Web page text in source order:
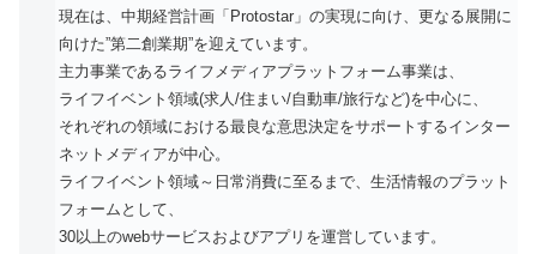
現在は、中期経営計画「Protostar」の実現に向け、更なる展開に
向けた”第二創業期”を迎えています。
主力事業であるライフメディアプラットフォーム事業は、
ライフイベント領域(求人/住まい/自動車/旅行など)を中心に、
それぞれの領域における最良な意思決定をサポートするインター
ネットメディアが中心。
ライフイベント領域～日常消費に至るまで、生活情報のプラット
フォームとして、
30以上のwebサービスおよびアプリを運営しています。